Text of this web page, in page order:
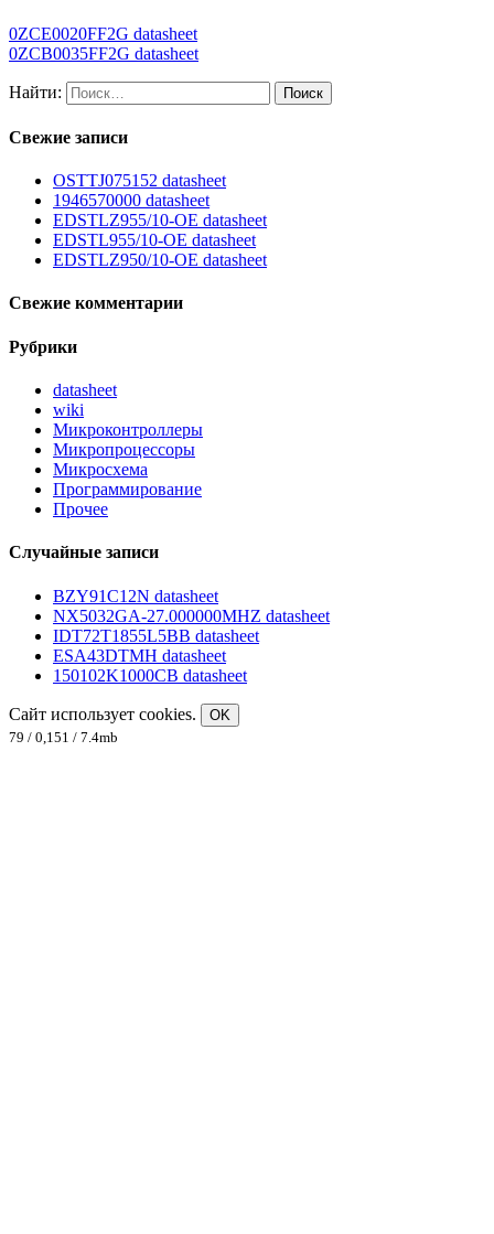
0ZCE0020FF2G datasheet
0ZCB0035FF2G datasheet
Найти:
Свежие записи
OSTTJ075152 datasheet
1946570000 datasheet
EDSTLZ955/10-OE datasheet
EDSTL955/10-OE datasheet
EDSTLZ950/10-OE datasheet
Свежие комментарии
Рубрики
datasheet
wiki
Микроконтроллеры
Микропроцессоры
Микросхема
Программирование
Прочее
Случайные записи
BZY91C12N datasheet
NX5032GA-27.000000MHZ datasheet
IDT72T1855L5BB datasheet
ESA43DTMH datasheet
150102K1000CB datasheet
Сайт использует cookies.
OK
79 / 0,151 / 7.4mb